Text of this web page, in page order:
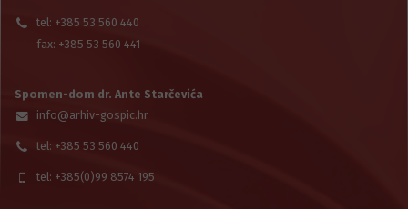
tel: +385 53 560 440
fax: +385 53 560 441
Spomen-dom dr. Ante Starčevića
info@arhiv-gospic.hr
tel: +385 53 560 440
tel: +385(0)99 8574 195